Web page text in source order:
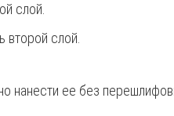
слой.
второй слой.
нанести ее без